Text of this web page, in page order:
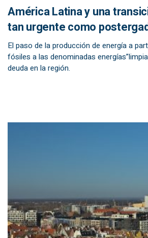
América Latina y una
tan urgente como
El paso de la producción de energía a
fósiles a las denominadas
deuda en la región.